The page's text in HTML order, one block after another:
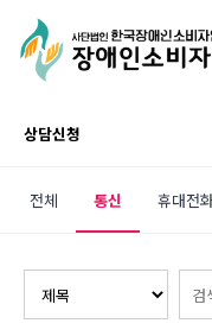
상담신청
전체 통신 휴대전